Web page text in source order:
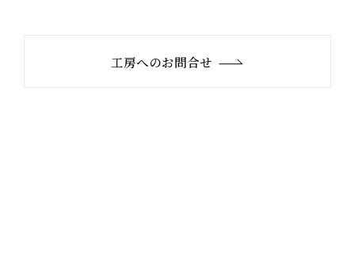
工房へのお問合せ